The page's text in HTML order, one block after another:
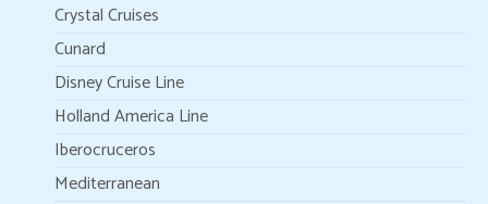
Crystal Cruises
Cunard
Disney Cruise Line
Holland America Line
Iberocruceros
Mediterranean